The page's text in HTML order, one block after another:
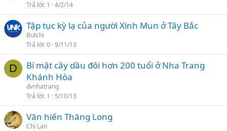
Trả lời 1 4/2/14
Tập tục kỳ lạ của người Xinh Mun ở Tây Bắc
Butchi
Trả lời 0 9/11/13
D
Bí mật cây dầu đôi hơn 200 tuổi ở Nha Trang
Khánh Hòa
dvnhatrang
Trả lời 1 5/10/13
Văn hiến Thăng Long
Chị Lan